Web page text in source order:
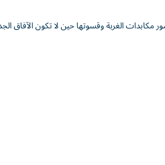
الغربة وقسوتها حين لا تكون الآفاق